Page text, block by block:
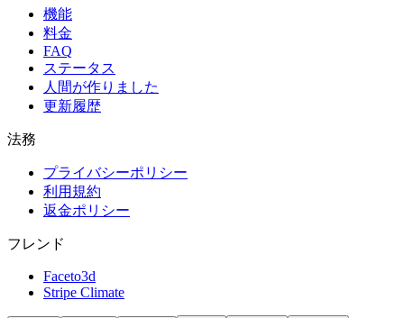
機能
料金
FAQ
ステータス
人間が作りました
更新履歴
法務
プライバシーポリシー
利用規約
返金ポリシー
フレンド
Faceto3d
Stripe Climate